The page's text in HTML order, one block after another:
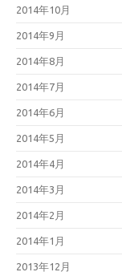
2014年10月
2014年9月
2014年8月
2014年7月
2014年6月
2014年5月
2014年4月
2014年3月
2014年2月
2014年1月
2013年12月